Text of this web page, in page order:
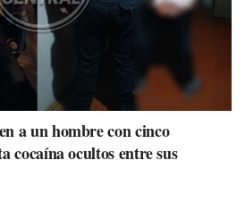
a un hombre con cinco
cocaína ocultos entre sus